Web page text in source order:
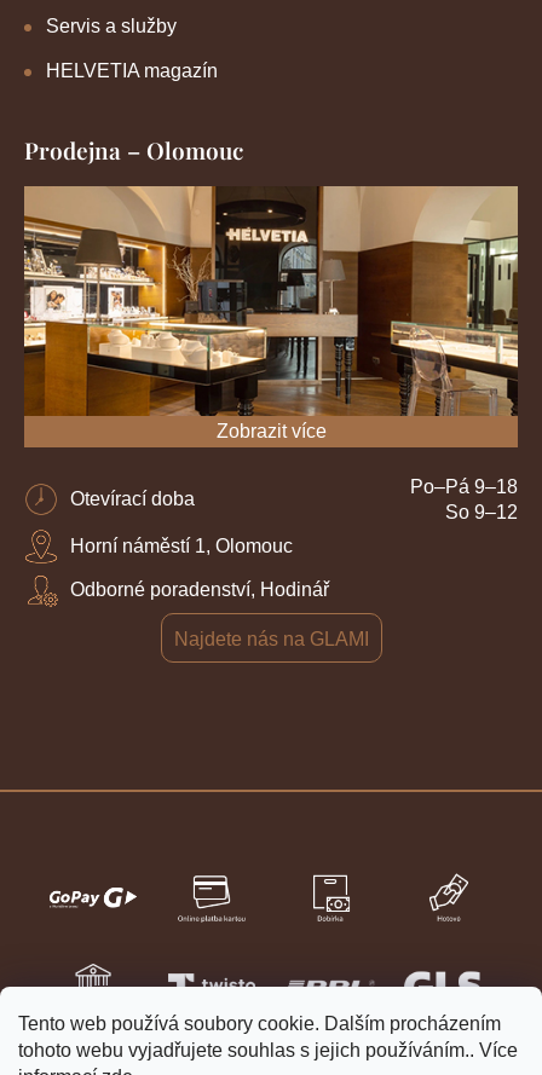
Tento web používá soubory cookie. Dalším procházením
tohoto webu vyjadřujete souhlas s jejich používáním.. Více
Servis a služby
HELVETIA magazín
Prodejna – Olomouc
Zobrazit více
Otevírací doba
Po–Pá 9–18
So 9–12
Horní náměstí 1, Olomouc
Odborné poradenství, Hodinář
Najdete nás na GLAMI